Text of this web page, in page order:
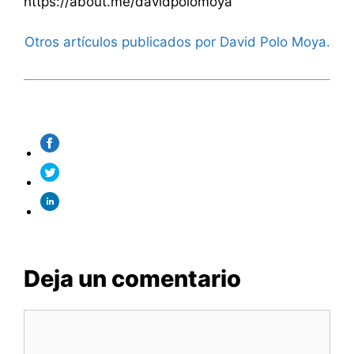
Otros artículos publicados por David Polo Moya.
Deja un comentario